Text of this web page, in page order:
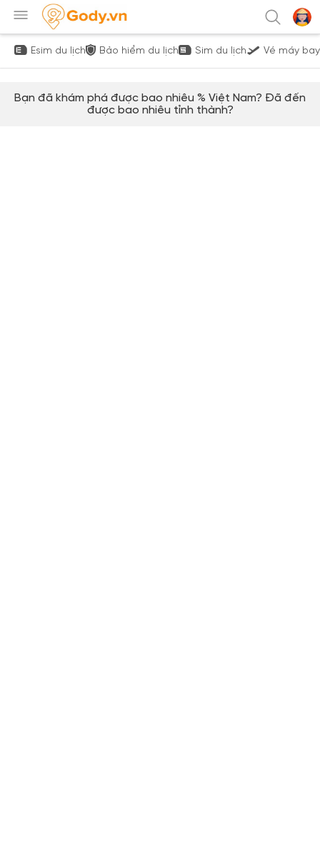
Esim du lịch Bảo hiểm du lịch Sim du lịch Vé máy bay
Bạn đã khám phá được bao nhiêu % Việt Nam? Đã đến
được bao nhiêu tỉnh thành?